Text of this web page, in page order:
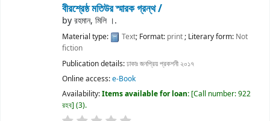
বীরশ্রেষ্ঠ মতিউর স্মারক গ্রন্থ /
byরহমান, মিলি ।.
Material type: Text; Format: print; Literary form: Not
fiction
Publication details:ঢাকাঃজনপ্রিয় প্রকশনী ২০১৭
Online access:e-Book
Availability:Items available for loan: Call number:922
রহব (3).